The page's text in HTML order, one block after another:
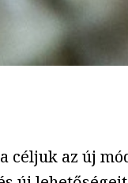
céljuk az új